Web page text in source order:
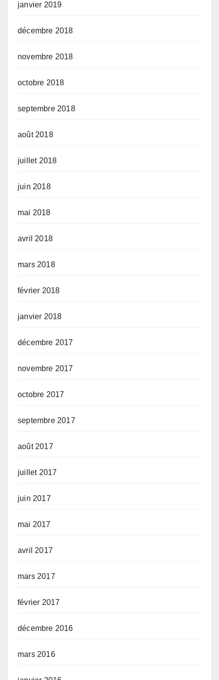
janvier 2019
décembre 2018
novembre 2018
octobre 2018
septembre 2018
août 2018
juillet 2018
juin 2018
mai 2018
avril 2018
mars 2018
février 2018
janvier 2018
décembre 2017
novembre 2017
octobre 2017
septembre 2017
août 2017
juillet 2017
juin 2017
mai 2017
avril 2017
mars 2017
février 2017
décembre 2016
mars 2016